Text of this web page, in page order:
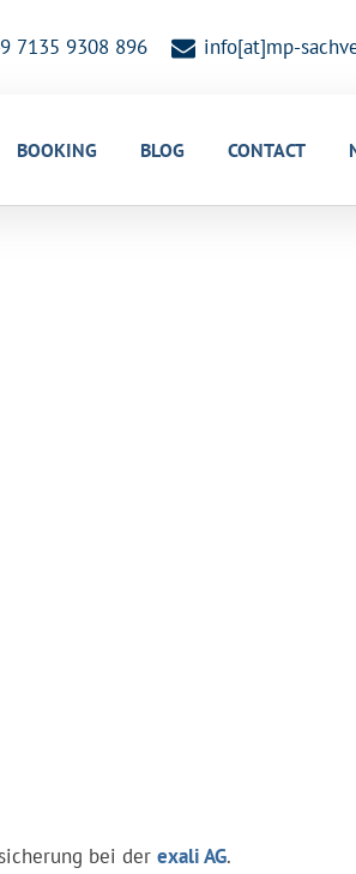
7135 9308 896 info[at]mp-
BOOKING BLOG CONTACT
bei der exali AG.